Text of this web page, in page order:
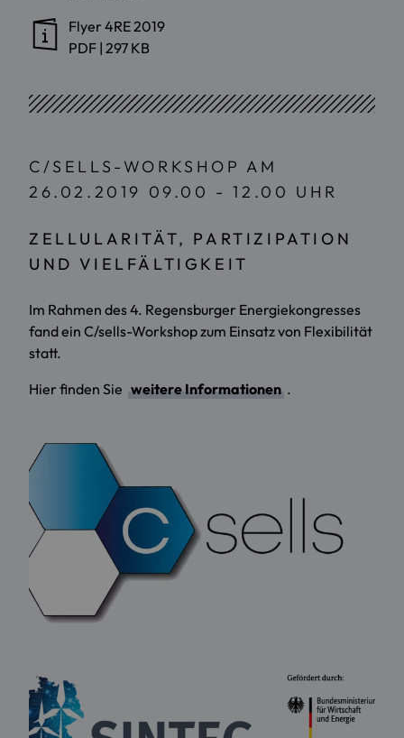
Flyer 4RE 2019
PDF | 297 KB
C/SELLS-WORKSHOP AM
26.02.2019 09.00 - 12.00 UHR
ZELLULARITÄT, PARTIZIPATION
UND VIELFÄLTIGKEIT
Im Rahmen des 4. Regensburger Energiekongresses
fand ein C/sells-Workshop zum Einsatz von Flexibilität
statt.
Hier finden Sie weitere Informationen .